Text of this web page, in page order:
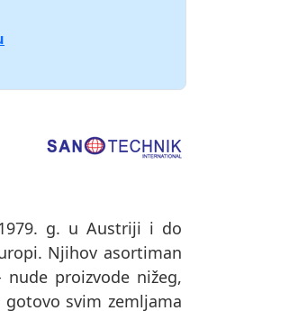
g. u Austriji i do
Njihov asortiman
proizvode nižeg,
svim zemljama